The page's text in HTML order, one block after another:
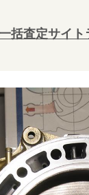
括査定サイ